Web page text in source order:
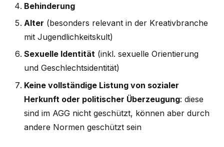
Behinderung
Alter (besonders relevant in der Kreativbranche
mit Jugendlichkeitskult)
Sexuelle Identität(inkl. sexuelle Orientierung
und Geschlechtsidentität)
Keine vollständige Listung von sozialer
Herkunft oder politischer Überzeugung: diese
sind im AGG nicht geschützt, können aber durch
andere Normen geschützt sein